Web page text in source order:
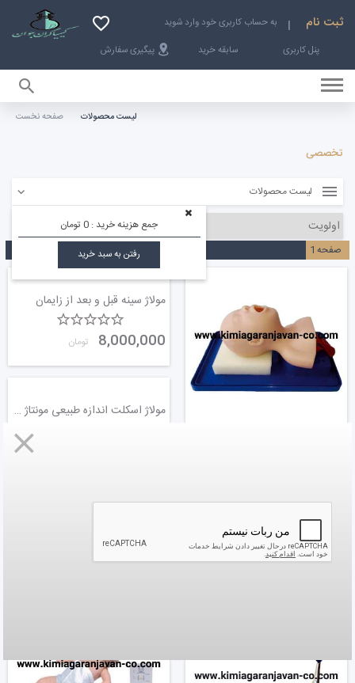
ثبت نام
به حساب کاربری خود وارد شوید
پنل کاربری
سابقه خرید پیگیری سفارش
جمع هزینه خرید :
رفتن به سبد خرید
صفحه نخست صفحه نخست لیست محصولات
تخصصی
لیست محصولات
صفحه 1
مولاژ سینه قبل و بعد از زایمان
8,000,000 تومان
مولاژ اسکلت اندازه طبیعی مونتاژ نشده
43,000,000